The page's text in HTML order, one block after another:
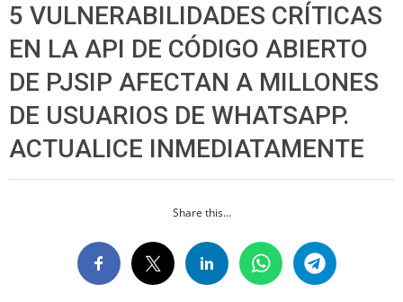
5 VULNERABILIDADES CRÍTICAS
EN LA API DE CÓDIGO ABIERTO
DE PJSIP AFECTAN A MILLONES
DE USUARIOS DE WHATSAPP.
ACTUALICE INMEDIATAMENTE
Share this...